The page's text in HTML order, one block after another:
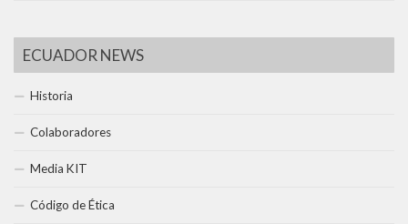
ECUADOR NEWS
Historia
Colaboradores
Media KIT
Código de Ética